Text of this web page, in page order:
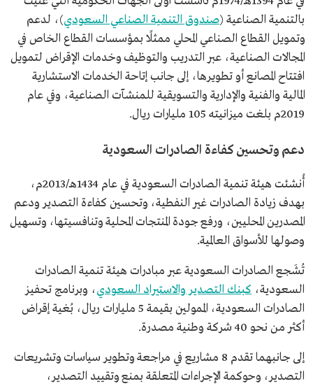
بالتنمية الصناعية (صندوق التنمية الصناعي السعودي)، لدعم
وتمويل القطاع الصناعي المحلي ممثلًا بمؤسسات القطاع الخاص في
المجالات الصناعية، عبر التدريب والتوظيف وخدمات الإقراض لتمويل
افتتاح المصانع أو تطويرها، إلى جانب إتاحة الخدمات الاستشارية
المالية والفنية والإدارية والتسويقية للمنشآت الصناعية، وفي عام
2019م بلغت ميزانيته 105 مليارات ريال.
دعم وتحسين كفاءة الصادرات السعودية
أُنشئت هيئة تنمية الصادرات السعودية في عام 1434هـ/2013م،
بهدف زيادة الصادرات غير النفطية، وتحسين كفاءة التصدير ودعم
المصدرين المحليين، ورفع جودة المنتجات المحلية وتنافسيتها، وتسهيل
وصولها للأسواق العالمية.
تُشَجع الصادرات السعودية عبر مبادرات هيئة تنمية الصادرات
السعودية، كبنك التصدير والاستيراد السعودي، وبرنامج تحفيز
الصادرات السعودية، الممولين بقيمة 5 مليارات ريال، بُغية إقراض
أكثر من نحو 40 شركة وطنية مصدرة.
إلى جانبهما تقدم 8 مشاريع في مراجعة وتطوير سياسات وتشريعات
التصدير، وحوكمة الإجراءات المتعلقة بمنع وتقييد التصدير،